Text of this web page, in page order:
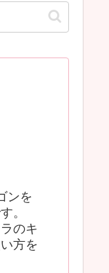
ンを
。
のキ
方を